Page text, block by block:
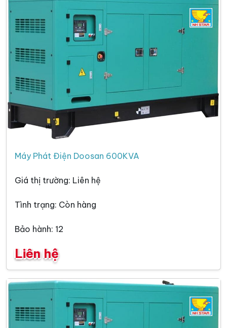
Máy Phát Điện Doosan 600KVA
Giá thị trường: Liên hệ
Tình trạng: Còn hàng
Bảo hành: 12
Liên hệ